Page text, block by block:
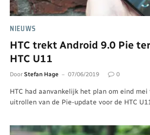
NIEUWS
HTC trekt Android 9.0 Pie
HTC U11
Door Stefan Hage 07/06/2019 0
HTC had aanvankelijk het plan om eind
uitrollen van de Pie-update voor de HTC